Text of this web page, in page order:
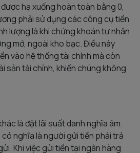
được hạ xuống hoàn toàn bằng 0,
phải sử dụng các công cụ tiền
lượng là khi chứng khoán tư nhân
mở, ngoài kho bạc. Điều này
vào hệ thống tài chính mà còn
sản tài chính, khiến chúng không
là đặt lãi suất danh nghĩa âm.
nghĩa là người gửi tiền phải trả
Khi việc gửi tiền tại ngân hàng